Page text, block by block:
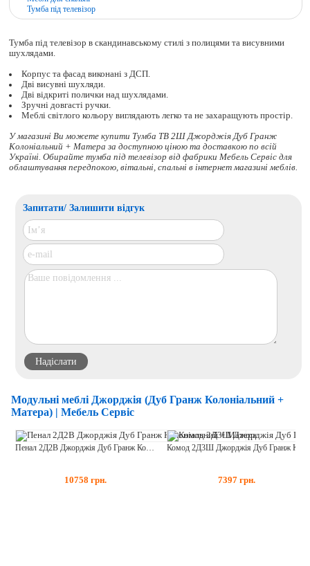
Тумба під телевізор
Тумба під телевізор в скандинавському стилі з полицями та висувними
шухлядами.
Корпус та фасад виконані з ДСП.
Дві висувні шухляди.
Дві відкриті полички над шухлядами.
Зручні довгасті ручки.
Меблі світлого кольору виглядають легко та не захаращують простір.
У магазині Ви можете купити Тумба ТВ 2Ш Джорджія Дуб Гранж
Колоніальний + Матера за доступною ціною та доставкою по всій
Україні. Обирайте тумба під телевізорвід фабрики Мебель Сервіс для
облаштування передпокою, вітальні, спальні в інтернет магазині меблів.
Запитати/ Залишити відгук
Модульні меблі Джорджія (Дуб Гранж Колоніальний +
Матера) | Мебель Сервіс
10758 грн. 7397 грн.